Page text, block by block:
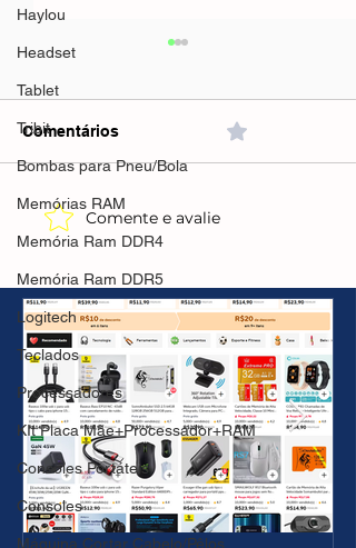
Haylou
Headset
Tablet
Tribit
Bombas para Pneu/Bola
Memórias RAM
Memória Ram DDR4
Memória Ram DDR5
Logitech
Teclados
Processadores
KIt Placa Mãe+Processador+RAM
Consoles Portáteis
Consoles
Máquina Cortar Cabelo/Pêlos
Dji Mini 3
Drone(AliExpress)R$2567
🇧🇷Produto no Brasil
Comentários
Comente e avalie